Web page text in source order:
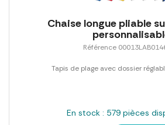
Chaise longue pliable
Référence
Tapis de plage avec dossier
En stock : 579 pièces